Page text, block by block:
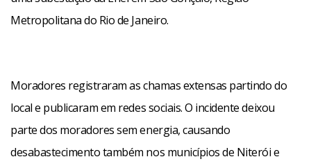
Metropolitana do Rio de Janeiro.
Moradores registraram as chamas extensas partindo do
local e publicaram em redes sociais. O incidente deixou
parte dos moradores sem energia, causando
desabastecimento também nos municípios de Niterói e